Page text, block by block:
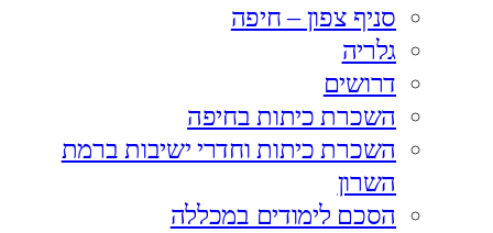
סניף צפון – חיפה
גלריה
דרושים
השכרת כיתות בחיפה
השכרת כיתות וחדרי ישיבות ברמת
השרון
הסכם לימודים במכללה